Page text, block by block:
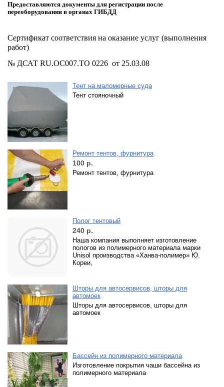
Предоставляются документы для регистрации после
переоборудования в органах ГИБДД
Сертификат соответствия на оказание услуг (выполнения
работ)
№ ДСАТ RU.ОС007.ТО 0226 от 25.03.08
Тент на маломерные суда
Тент стояночный
Ремонт тентов, фурнитура
100 р.
Ремонт тентов, фурнитура
Полог тентовый
240 р.
Наша компания выполняет изготовление
пологов из полимерного материала марки
Unisol производства «Ханва-полимер» Ю.
Кореи,
Шторы для автосервисов, шторы для
автомоек
Шторы для автосервисов, шторы для
автомоек
Бассейн из полимерного материала
Изготовление покрытия чаши бассейна из
полимерного материала